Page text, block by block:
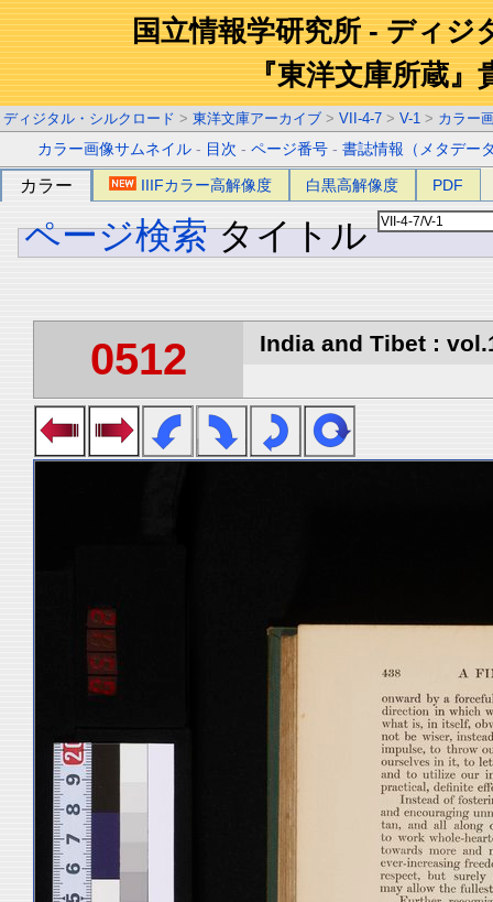
国立情報学研究所 - ディジ
『東洋文庫所蔵』
ディジタル・シルクロード > 東洋文庫アーカイブ > VII-4-7 > V-1 > カラー
カラー画像サムネイル - 目次 -ページ番号 -書誌情報（メタデー
カラー IIIFカラー高解像度 白黒高解像度 PDF
ページ検索 タイトル
0512 India and Tibet :